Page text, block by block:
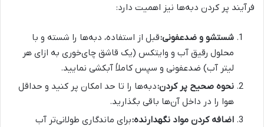
فرآیند پر کردن دبه‌ها نیز اهمیت دارد:
شستشو و ضدعفونی:قبل از استفاده، دبه‌ها را شسته و با
محلول رقیق آب و وایتکس (یک قاشق چای‌خوری به ازای هر
لیتر آب) ضدعفونی و سپس کاملاً آبکشی نمایید.
نحوه صحیح پر کردن:دبه‌ها را تا حد امکان پر کنید و حداقل
هوا را در داخل آن‌ها باقی بگذارید.
اضافه کردن مواد نگهدارنده:برای ماندگاری طولانی‌تر آب